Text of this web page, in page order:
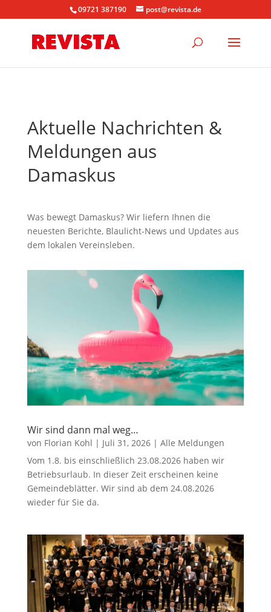
09721 387190 post@revista.de
Aktuelle Nachrichten &
Meldungen aus
Damaskus
Was bewegt Damaskus? Wir liefern Ihnen die
neuesten Berichte, Blaulicht-News und Updates aus
dem lokalen Vereinsleben.
Wir sind dann mal weg…
von Florian Kohl | Juli 31, 2026| Alle Meldungen
Vom 1.8. bis einschließlich 23.08.2026 haben wir
Betriebsurlaub. In dieser Zeit erscheinen keine
Gemeindeblätter. Wir sind ab dem 24.08.2026
wieder für Sie da.